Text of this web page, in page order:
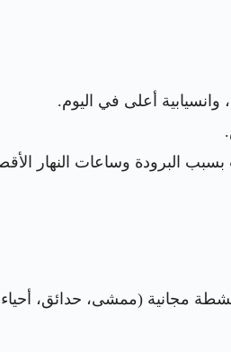
أعلى في اليوم.
بسبب البرودة وساعات النهار
مجانية (ممشى، حدائق،